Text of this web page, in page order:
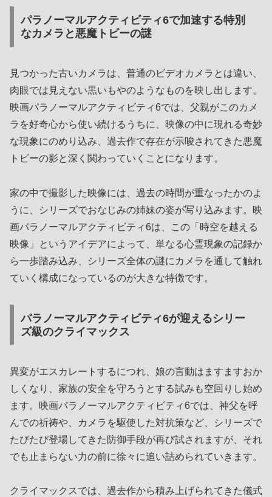
パラノーマルアクティビティ6で加速する特別
なカメラと悪魔トビーの謎
見つかった古いカメラは、普通のビデオカメラとは違い、
肉眼では見えない黒いもやのようなものを映し出します。
映画パラノーマルアクティビティ6では、父親がこのカメ
ラを好奇心から使い続けるうちに、映像の中に現れる奇妙
な現象にのめり込み、過去作で存在が示唆されてきた悪魔
トビーの影と深く関わっていくことになります。
家の中で撮影した映像には、過去の時間が重なったかのよ
うに、シリーズでおなじみの姉妹の姿が写り込みます。映
画パラノーマルアクティビティ6は、この「時空を越える
映像」というアイデアによって、単なる心霊現象の記録か
ら一歩踏み込み、シリーズ全体の謎にカメラを通して触れ
ていく構成になっているのが大きな特徴です。
パラノーマルアクティビティ6が迎えるシリー
ズ級のクライマックス
異変がエスカレートするにつれ、娘の言動はますますおか
しくなり、家族の安全を守ろうとする試みも空回りし始め
ます。映画パラノーマルアクティビティ6では、神父を呼
んでの祈祷や、カメラを駆使した対抗策など、シリーズで
たびたび登場してきた防御手段が再び試されますが、それ
でも止まらない力の前に徐々に追い詰められていきます。
クライマックスでは、過去作から積み上げられてきた儀式